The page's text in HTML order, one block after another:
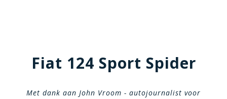
Fiat 124 Sport Spider
Met dank aan John Vroom - autojournalist voor